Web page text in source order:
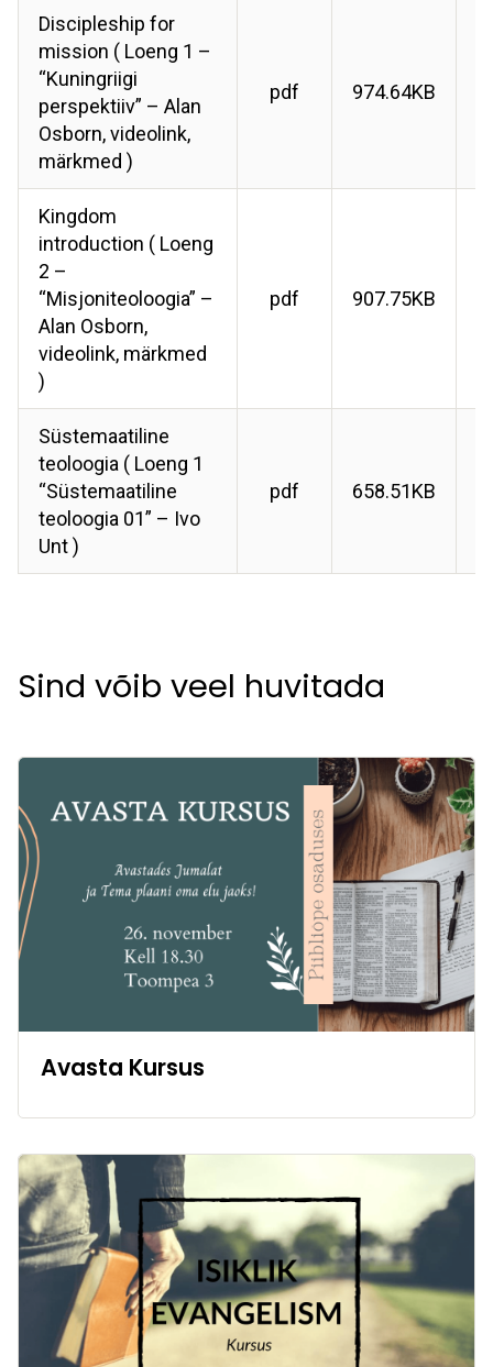
Discipleship for
mission ( Loeng 1 –
“Kuningriigi
perspektiiv” – Alan
Osborn, videolink,
märkmed )
pdf 974.64KB
Kingdom
introduction ( Loeng
2 –
“Misjoniteoloogia” –
Alan Osborn,
videolink, märkmed
)
pdf 907.75KB
Süstemaatiline
teoloogia ( Loeng 1
“Süstemaatiline
teoloogia 01” – Ivo
Unt )
pdf 658.51KB
Sind võib veel huvitada
Avasta Kursus